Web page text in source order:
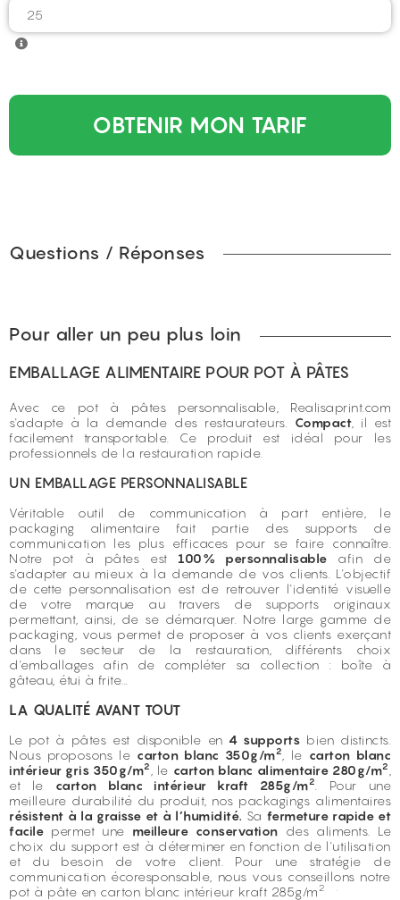
OBTENIR MON TARIF
Questions / Réponses
Pour aller un peu plus loin
EMBALLAGE ALIMENTAIRE POUR POT À PÂTES
Avec ce pot à pâtes personnalisable, Realisaprint.com
s'adapte à la demande des restaurateurs. Compact , il est
facilement transportable. Ce produit est idéal pour les
professionnels de la restauration rapide.
UN EMBALLAGE PERSONNALISABLE
Véritable outil de communication à part entière, le
packaging alimentaire fait partie des supports de
communication les plus efficaces pour se faire connaître.
Notre pot à pâtes est 100% personnalisable afin de
s'adapter au mieux à la demande de vos clients. L'objectif
de cette personnalisation est de retrouver l'identité visuelle
de votre marque au travers de supports originaux
permettant, ainsi, de se démarquer. Notre large gamme de
packaging, vous permet de proposer à vos clients exerçant
dans le secteur de la restauration, différents choix
d'emballages afin de compléter sa collection : boîte à
gâteau étui à frite
LA QUALITÉ AVANT TOUT
Le pot à pâtes est disponible en 4 supports bien distincts.
Nous proposons le carton blanc 350g/m2 , le carton blanc
intérieur gris 350g/m2 , le carton blanc alimentaire 280g/m2
et le carton blanc intérieur kraft 285g/m2
. Pour une
meilleure durabilité du produit, nos packagings alimentaires
résistent à la graisse et à l’humidité. Sa fermeture rapide et
facile permet une meilleure conservation des aliments. Le
choix du support est à déterminer en fonction de l'utilisation
et du besoin de votre client. Pour une stratégie de
communication écoresponsable, nous vous conseillons notre
pot à pâte en carton blanc intérieur kraft 285g/m 2 .